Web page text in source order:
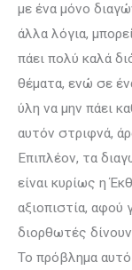
με ένα μόνο
άλλα λόγια,
πάει πολύ καλά
θέματα, ενώ σε
ύλη να μην πάει
αυτόν στριφνά,
Επιπλέον, τα
είναι κυρίως η
αξιοπιστία, αφού
διορθωτές
Το πρόβλημα